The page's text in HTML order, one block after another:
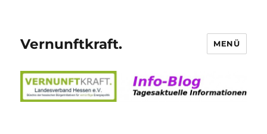
Vernunftkraft. MENÜ